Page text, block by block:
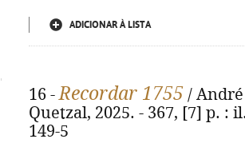
ADICIONAR À LISTA
16 -Recordar 1755 / André
Quetzal, 2025. - 367, [7] p. :
149-5